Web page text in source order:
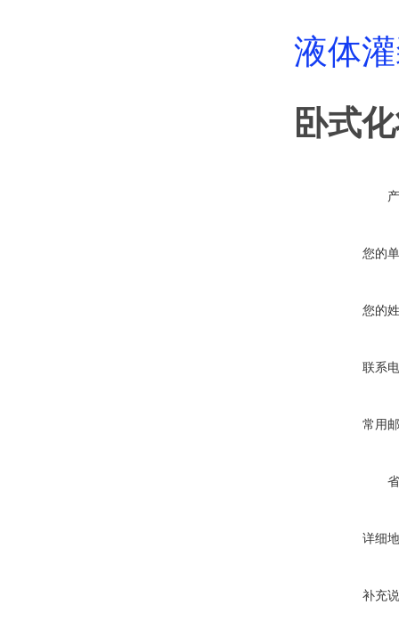
液体
卧式
您的
您的
联系
常用
详细
补充